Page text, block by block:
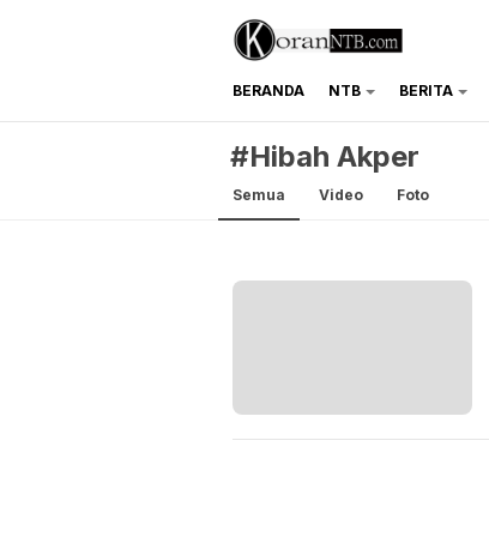
koranntb.com
BERANDA NTB BERITA
#Hibah Akper
Semua Video Foto